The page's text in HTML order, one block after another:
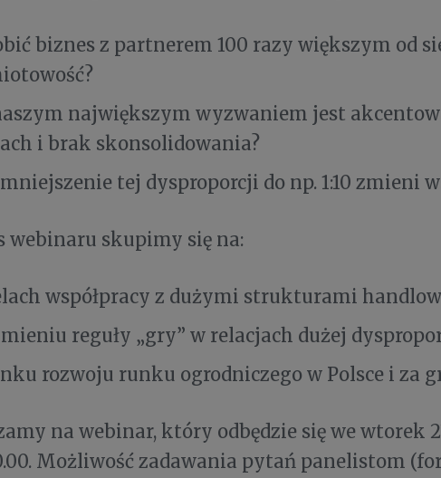
biznes z partnerem 100 razy większym od
największym wyzwaniem jest
i brak skonsolidowania?
tej dysproporcji do np. 1:10 zmieni
webinaru skupimy się na:
współpracy z dużymi strukturami
reguły „gry” w relacjach dużej
rozwoju runku ogrodniczego w Polsce i za
na webinar, który odbędzie się we wtorek
Możliwość zadawania pytań panelistom